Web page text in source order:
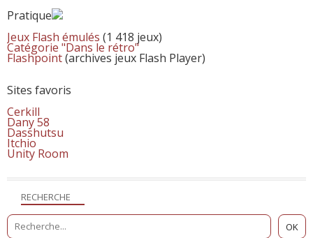
RECHERCHE
Pratique
Jeux Flash émulés (1 418 jeux)
Catégorie "Dans le rétro"
Flashpoint(archives jeux Flash Player)
Sites favoris
Cerkill
Dany 58
Dasshutsu
Itchio
Unity Room